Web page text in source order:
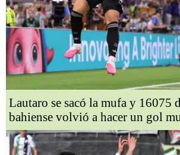
Lautaro se sacó la mufa y 16075
bahiense volvió a hacer un gol